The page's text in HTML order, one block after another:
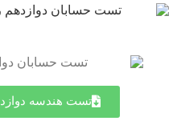
تست هندسه